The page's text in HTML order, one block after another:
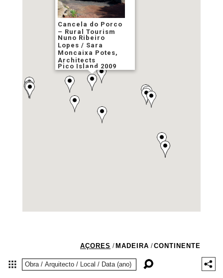
Cancela do Porco
– Rural Tourism
Nuno Ribeiro
Lopes / Sara
Moncaixa Potes,
Architects
Pico Island 2009
CONTINENTE
MADEIRA
/
AÇORES /